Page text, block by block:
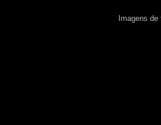
Imagens